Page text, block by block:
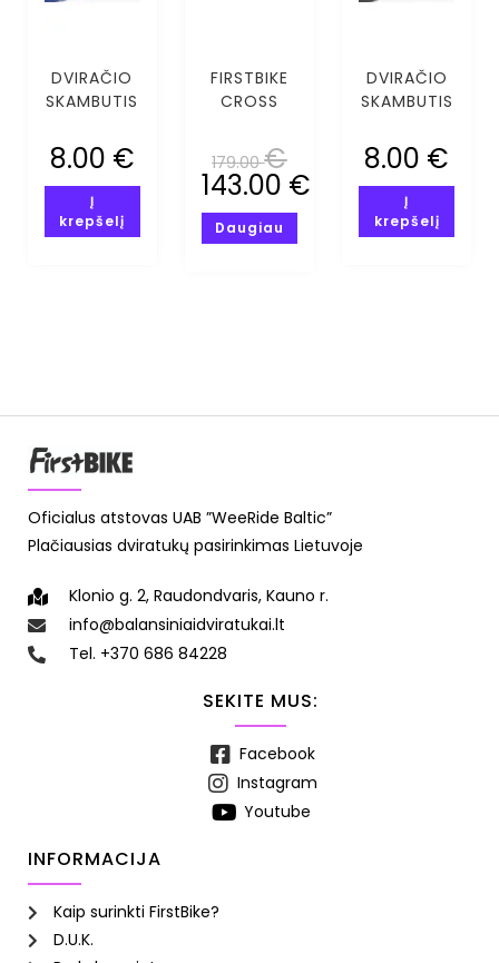
DVIRAČIO
SKAMBUTIS
8.00 €
Į
krepšelį
FIRSTBIKE
CROSS
179.00€
143.00 €
Daugiau
DVIRAČIO
SKAMBUTIS
8.00 €
Į
krepšelį
Oficialus atstovas UAB ”WeeRide Baltic”
Plačiausias dviratukų pasirinkimas Lietuvoje
Klonio g. 2, Raudondvaris, Kauno r.
info@balansiniaidviratukai.lt
Tel. +370 686 84228
SEKITE MUS:
Facebook
Instagram
Youtube
INFORMACIJA
Kaip surinkti FirstBike?
D.U.K.